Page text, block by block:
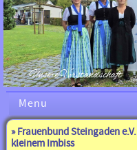
Unsere Vorstandschaft
Menu
»Frauenbund Steingaden e.V.
kleinem Imbiss